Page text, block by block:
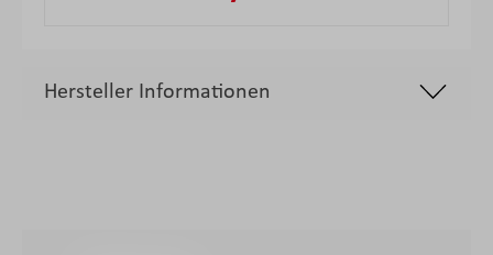
Hersteller Informationen